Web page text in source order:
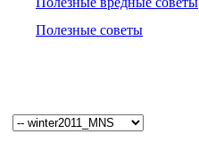
Полезные советы